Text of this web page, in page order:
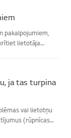
pakalpojumiem,
lietotāja
ja tas turpina
vai lietotņu
(rūpnīcas